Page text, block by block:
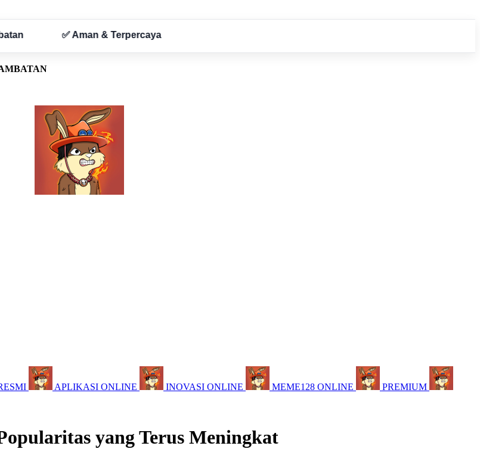
APLIKASI ONLINE INOVASI ONLINE MEME128 ONLINE
PREMIUM
yang Terus Meningkat